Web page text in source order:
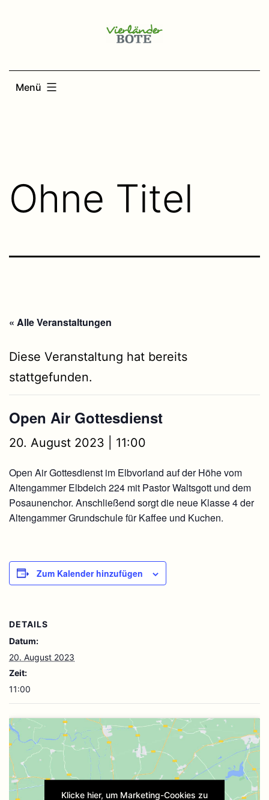
Menü
Ohne Titel
« Alle Veranstaltungen
Diese Veranstaltung hat bereits
stattgefunden.
Open Air Gottesdienst
20. August 2023 | 11:00
Open Air Gottesdienst im Elbvorland auf der Höhe vom
Altengammer Elbdeich 224 mit Pastor Waltsgott und dem
Posaunenchor. Anschließend sorgt die neue Klasse 4 der
Altengammer Grundschule für Kaffee und Kuchen.
Zum Kalender hinzufügen
DETAILS
Datum:
20. August 2023
Zeit:
11:00
Klicke hier, um Marketing-Cookies zu